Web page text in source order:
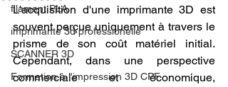
filament PLA
imprimante 3d professionelle
SCANNER 3D
Formation à l'impression 3D CPF
L'acquisition d'une imprimante 3D est
souvent perçue uniquement à travers le
prisme de son coût matériel initial.
Cependant, dans une perspective
commerciale et économique,